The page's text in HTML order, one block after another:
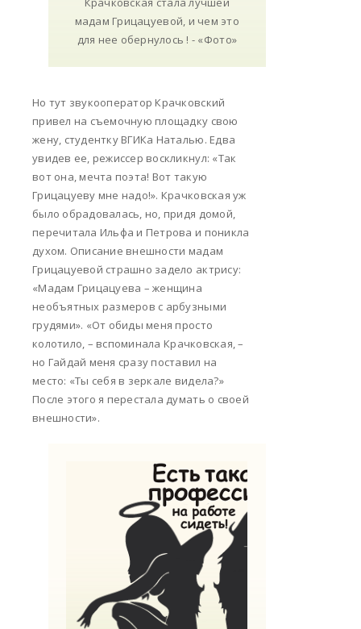
Но тут звукооператор Крачковский
привел на съемочную площадку свою
жену, студентку ВГИКа Наталью. Едва
увидев ее, режиссер воскликнул: «Так
вот она, мечта поэта! Вот такую
Грицацуеву мне надо!». Крачковская уж
было обрадовалась, но, придя домой,
перечитала Ильфа и Петрова и поникла
духом. Описание внешности мадам
Грицацуевой страшно задело актрису:
«Мадам Грицацуева – женщина
необъятных размеров с арбузными
грудями». «От обиды меня просто
колотило, – вспоминала Крачковская, –
но Гайдай меня сразу поставил на
место: «Ты себя в зеркале видела?»
После этого я перестала думать о своей
внешности».